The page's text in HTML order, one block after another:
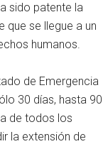
sido patente la
se llegue a un
humanos.
de Emergencia
30 días, hasta 90
de todos los
la extensión de